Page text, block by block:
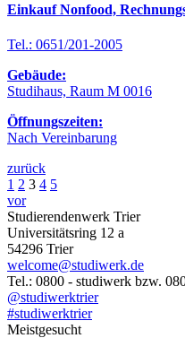
Einkauf Nonfood,
Tel.: 0651/201-2005
Gebäude:
Studihaus, Raum M 0016
Öffnungszeiten:
Nach Vereinbarung
zurück
1 2 3 4 5
vor
Studierendenwerk Trier
Universitätsring 12 a
54296 Trier
welcome@studiwerk.de
Tel.: 0800 - studiwerk bzw.
@studiwerktrier
#studiwerktrier
Meistgesucht